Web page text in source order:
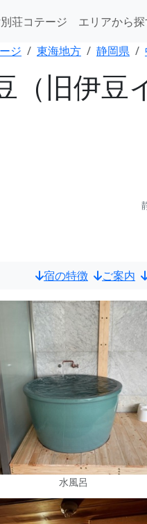
荘コテージ エリアから
ジ 東海地方 静岡県
（旧伊豆
宿の特徴 ご案内
水風呂